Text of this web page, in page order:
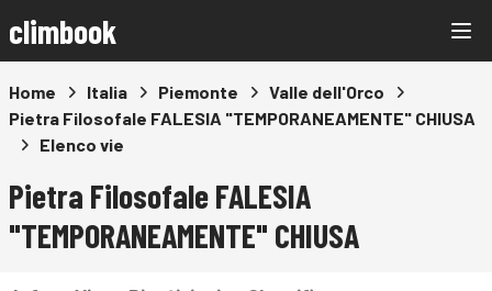
climbook
Home Italia Piemonte
Valle dell'Orco
Pietra Filosofale FALESIA "TEMPORANEAMENTE" CHIUSA
Elenco vie
Pietra Filosofale FALESIA
"TEMPORANEAMENTE" CHIUSA